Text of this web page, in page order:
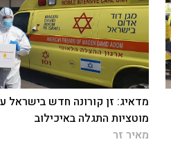
מוטציות התגלה באיכילוב
מאיר זר